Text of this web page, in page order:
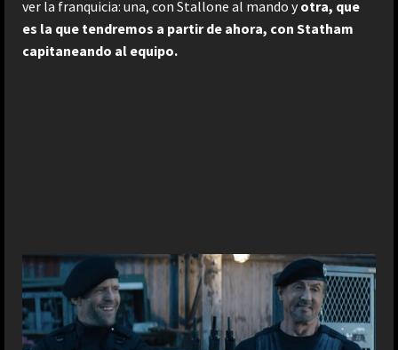
ver la franquicia: una, con Stallone al mando y otra, que
es la que tendremos a partir de ahora, con Statham
capitaneando al equipo.